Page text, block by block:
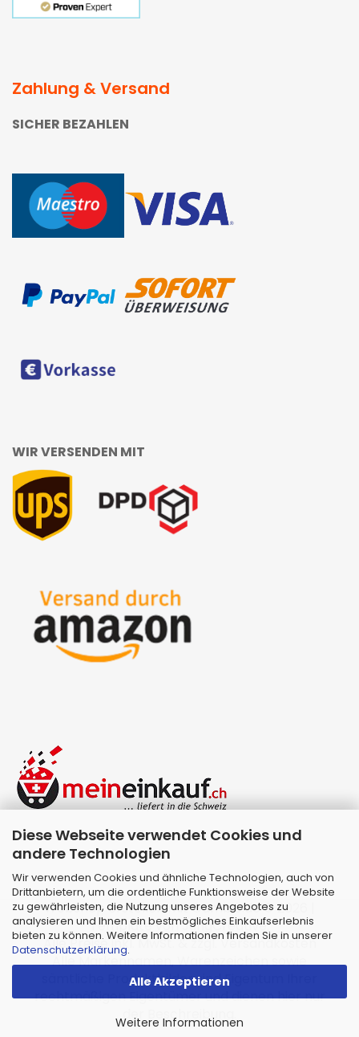
Diese Webseite verwendet Cookies und
andere Technologien
Wir verwenden Cookies und ähnliche Technologien, auch von
Drittanbietern, um die ordentliche Funktionsweise der Website
zu gewährleisten, die Nutzung unseres Angebotes zu
analysieren und Ihnen ein bestmögliches Einkaufserlebnis
bieten zu können. Weitere Informationen finden Sie in unserer
Datenschutzerklärung.
Alle Akzeptieren
Weitere Informationen
Zahlung & Versand
SICHER BEZAHLEN
WIR VERSENDEN MIT
Webshop erstellenmit Gambio.de © 2026 |
Template vonJungCreative.
Alle Preise inkl. MwSt. & zzgl. Versandkosten
Alle Markennamen, Warenzeichen sowie
sämtliche Produktbilder sind Eigentum Ihrer
rechtmäßigen Eigentümer und dienen hier nur
der Beschreibung.